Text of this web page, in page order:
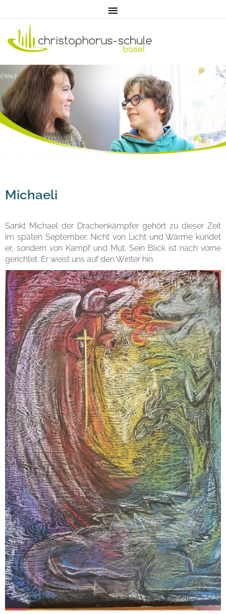
Home
Aktuell
Pädagogik
Unterricht
Eltern
Organisation
Kontakt
Michaeli
Sankt Michael der Drachenkämpfer gehört zu dieser Zeit
im späten September. Nicht von Licht und Wärme kündet
er, sondern von Kampf und Mut. Sein Blick ist nach vorne
gerichtet. Er weist uns auf den Winter hin.